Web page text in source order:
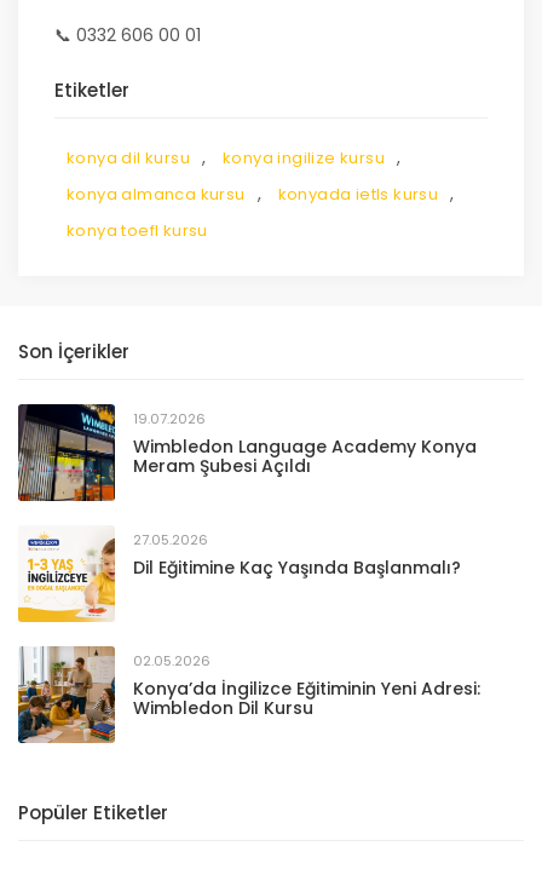
📞 0332 606 00 01
Etiketler
konya dil kursu , konya ingilize kursu ,
konya almanca kursu , konyada ietls kursu ,
konya toefl kursu
Son İçerikler
19.07.2026
Wimbledon Language Academy Konya
Meram Şubesi Açıldı
27.05.2026
Dil Eğitimine Kaç Yaşında Başlanmalı?
02.05.2026
Konya’da İngilizce Eğitiminin Yeni Adresi:
Wimbledon Dil Kursu
Popüler Etiketler